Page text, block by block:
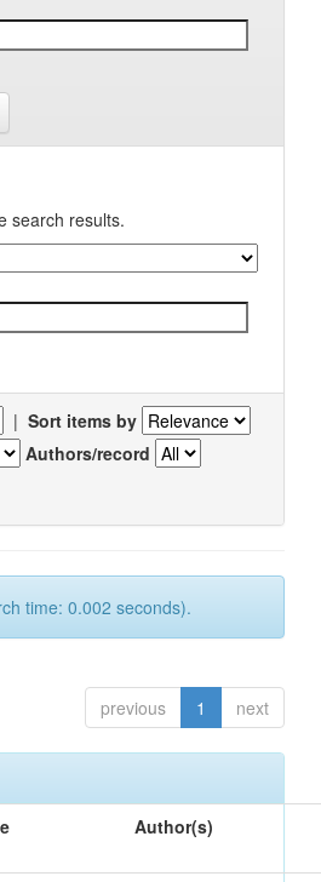
search results.
| Sort items by
Authors/record
time: 0.002 seconds).
previous 1 next
Author(s)